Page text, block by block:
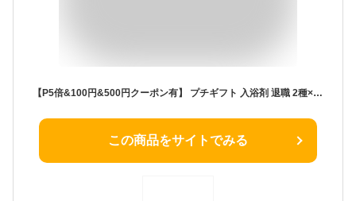
【P5倍&100円&500円クーポン有】 プチギフト 入浴剤 退職 2種×5 セット おしゃれ お世話になりました 個包装 小分 プレゼント 温泉 回復 冷え 女性 男性 挨拶 ありがとう 転勤 リラックス 300円 500円 お礼 お祝 イベント 結婚式 メッセージ ノベルティ 実用的
この商品をサイトでみる